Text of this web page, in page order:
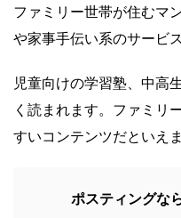
ファミリー世帯が住むマ
や家事手伝い系のサービ
児童向けの学習塾、中高
く読まれます。ファミリ
すいコンテンツだといえま
ポスティングな